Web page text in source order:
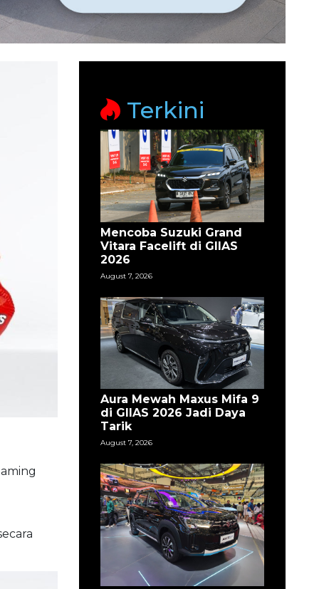
Terkini
Mencoba Suzuki Grand
Vitara Facelift di GIIAS
2026
August 7, 2026
Aura Mewah Maxus Mifa 9
di GIIAS 2026 Jadi Daya
Tarik
August 7, 2026